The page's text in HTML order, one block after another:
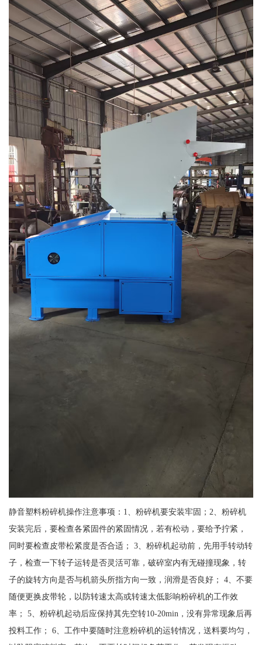
静音塑料粉碎机操作注意事项：1、粉碎机要安装牢固；2、粉碎机
安装完后，要检查各紧固件的紧固情况，若有松动，要给予拧紧，
同时要检查皮带松紧度是否合适； 3、粉碎机起动前，先用手转动转
子，检查一下转子运转是否灵活可靠，破碎室内有无碰撞现象，转
子的旋转方向是否与机箭头所指方向一致，润滑是否良好； 4、不要
随便更换皮带轮，以防转速太高或转速太低影响粉碎机的工作效
率； 5、粉碎机起动后应保持其先空转10-20min，没有异常现象后再
投料工作； 6、工作中要随时注意粉碎机的运转情况，送料要均匀，